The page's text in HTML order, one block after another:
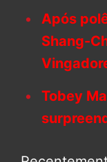
Após
Shang-
Tobey